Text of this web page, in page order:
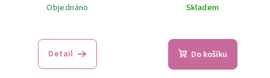
Objednáno
Detail
Skladem
Do košíku